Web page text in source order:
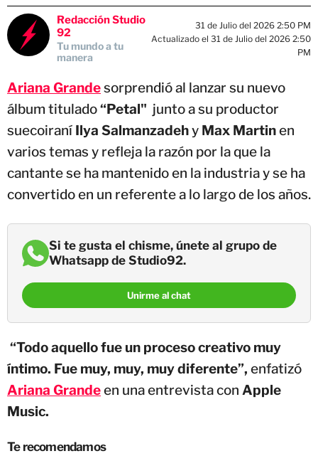
Redacción Studio
92
Tu mundo a tu
manera
31 de Julio del 2026 2:50 PM
Actualizado el 31 de Julio del 2026 2:50
PM
Ariana Grandesorprendió al lanzar su nuevo
álbum titulado“Petal" junto a su productor
suecoiraní Ilya Salmanzadehy Max Martinen
varios temas y refleja la razón por la que la
cantante se ha mantenido en la industria y se ha
convertido en un referente a lo largo de los años.
Si te gusta el chisme, únete al grupo de
Whatsapp de Studio92.
Unirme al chat
“Todo aquello fue un proceso creativo muy
íntimo. Fue muy, muy, muy diferente”, enfatizó
Ariana Grandeen una entrevista con Apple
Music.
Te recomendamos